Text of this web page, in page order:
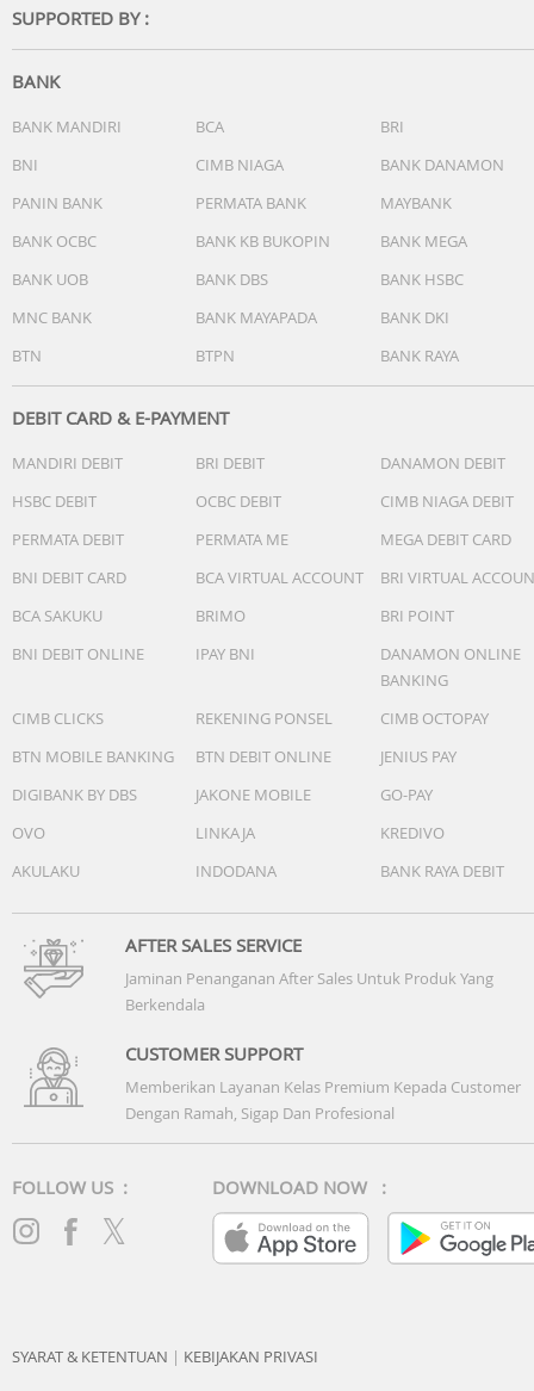
SUPPORTED BY :
BANK
BANK MANDIRI BCA
BRI
BNI
CIMB NIAGA
BANK DANAMON
PANIN BANK
PERMATA BANK
MAYBANK
BANK OCBC
BANK KB BUKOPIN
BANK MEGA
BANK UOB
BANK DBS
BANK HSBC
MNC BANK
BANK MAYAPADA
BANK DKI
BTN
BTPN BANK RAYA
DEBIT CARD & E-PAYMENT
MANDIRI DEBIT BRI DEBIT
DANAMON DEBIT
HSBC DEBIT
OCBC DEBIT
CIMB NIAGA DEBIT
PERMATA DEBIT
PERMATA ME
MEGA DEBIT CARD
BNI DEBIT CARD
BCA VIRTUAL ACCOUNT
BRI VIRTUAL
BCA SAKUKU
BRIMO
BRI POINT
BNI DEBIT ONLINE
IPAY BNI
DANAMON ONLINE
BANKING
CIMB CLICKS
REKENING PONSEL
CIMB OCTOPAY
BTN MOBILE BANKING
BTN DEBIT ONLINE
JENIUS PAY
DIGIBANK BY DBS
JAKONE MOBILE
GO-PAY
OVO
LINKAJA
KREDIVO
AKULAKU
INDODANA BANK RAYA DEBIT
AFTER SALES SERVICE
Jaminan Penanganan After Sales Untuk Produk Yang
Berkendala
CUSTOMER SUPPORT
Memberikan Layanan Kelas Premium Kepada Customer
Dengan Ramah, Sigap Dan Profesional
FOLLOW US : DOWNLOAD NOW :
SYARAT & KETENTUAN | KEBIJAKAN PRIVASI